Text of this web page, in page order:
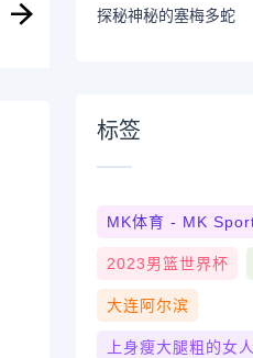
探秘神秘的塞梅多蛇
标签
MK体育 - MK
2023男篮世界杯
大连阿尔滨
上身瘦大腿粗的女